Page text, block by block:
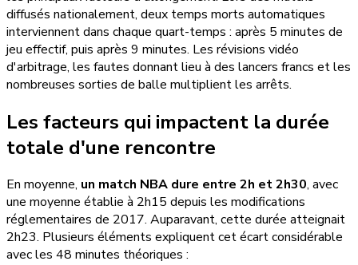
diffusés nationalement, deux temps morts automatiques
interviennent dans chaque quart-temps : après 5 minutes de
jeu effectif, puis après 9 minutes. Les révisions vidéo
d'arbitrage, les fautes donnant lieu à des lancers francs et les
nombreuses sorties de balle multiplient les arrêts.
Les facteurs qui impactent la durée
totale d'une rencontre
En moyenne, un match NBA dure entre 2h et 2h30, avec
une moyenne établie à 2h15 depuis les modifications
réglementaires de 2017. Auparavant, cette durée atteignait
2h23. Plusieurs éléments expliquent cet écart considérable
avec les 48 minutes théoriques :